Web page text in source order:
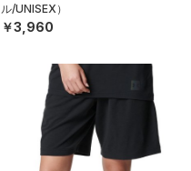
ル/UNISEX）
￥3,960